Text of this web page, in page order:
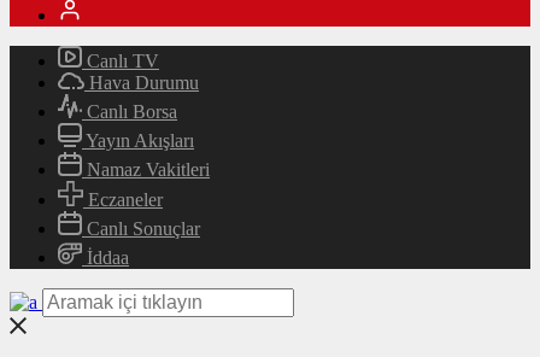
Canlı TV
Hava Durumu
Canlı Borsa
Yayın Akışları
Namaz Vakitleri
Eczaneler
Canlı Sonuçlar
İddaa